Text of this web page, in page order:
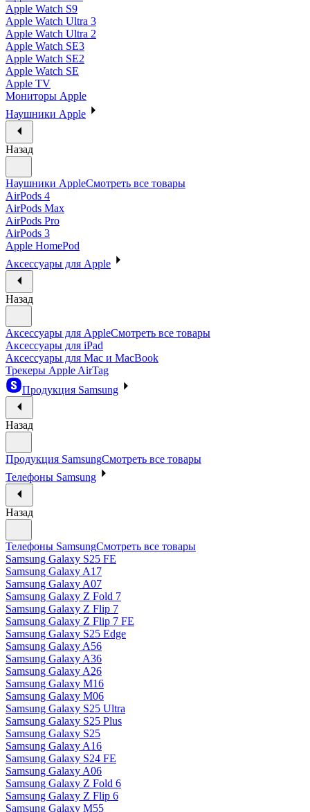
Apple Watch S9
Apple Watch Ultra 3
Apple Watch Ultra 2
Apple Watch SE3
Apple Watch SE2
Apple Watch SE
Apple TV
Мониторы Apple
Наушники Apple
Назад
Наушники AppleСмотреть все товары
AirPods 4
AirPods Max
AirPods Pro
AirPods 3
Apple HomePod
Аксессуары для Apple
Назад
Аксессуары для AppleСмотреть все товары
Аксессуары для iPad
Аксессуары для Mac и MacBook
Трекеры Apple AirTag
Продукция Samsung
Назад
Продукция SamsungСмотреть все товары
Телефоны Samsung
Назад
Телефоны SamsungСмотреть все товары
Samsung Galaxy S25 FE
Samsung Galaxy A17
Samsung Galaxy A07
Samsung Galaxy Z Fold 7
Samsung Galaxy Z Flip 7
Samsung Galaxy Z Flip 7 FE
Samsung Galaxy S25 Edge
Samsung Galaxy A56
Samsung Galaxy A36
Samsung Galaxy A26
Samsung Galaxy M16
Samsung Galaxy M06
Samsung Galaxy S25 Ultra
Samsung Galaxy S25 Plus
Samsung Galaxy S25
Samsung Galaxy A16
Samsung Galaxy S24 FE
Samsung Galaxy A06
Samsung Galaxy Z Fold 6
Samsung Galaxy Z Flip 6
Samsung Galaxy M55